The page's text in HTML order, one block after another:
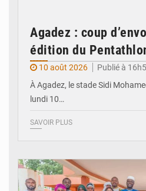
Agadez : coup
édition du
10 août 2026
Publié à
À Agadez, le stade Sidi
lundi 10…
SAVOIR PLUS